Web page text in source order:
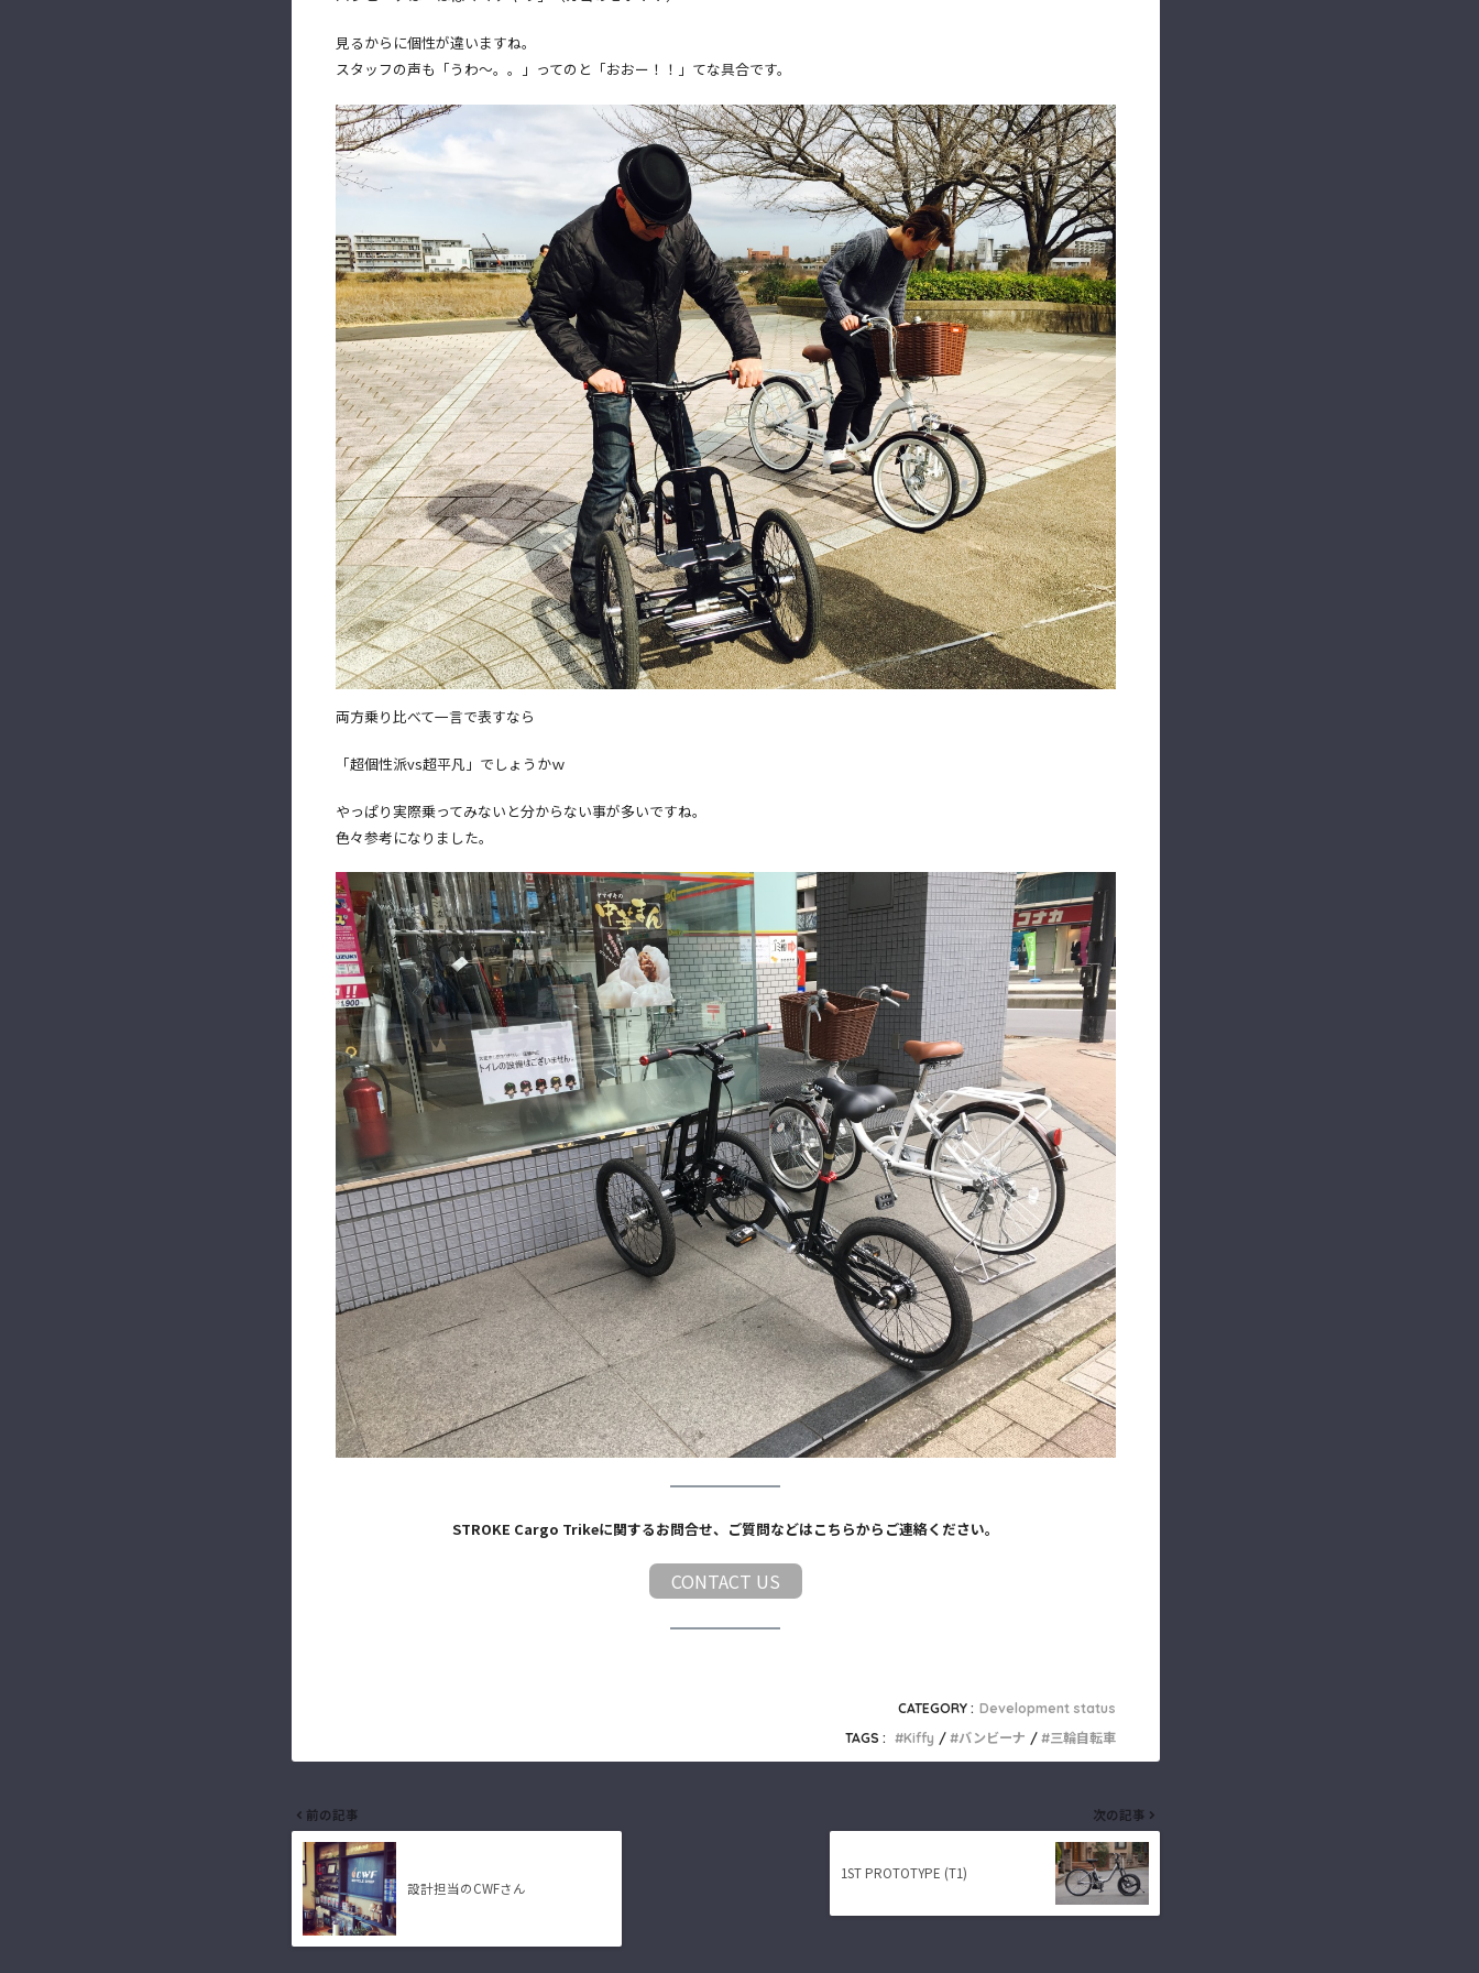
見るからに個性が違いますね。
スタッフの声も「うわ～。。」ってのと「おおー！！」てな具合です。
両方乗り比べて一言で表すなら
「超個性派vs超平凡」でしょうかｗ
やっぱり実際乗ってみないと分からない事が多いですね。
色々参考になりました。
STROKE Cargo Trikeに関するお問合せ、ご質問などはこちらからご連絡ください。
CONTACT US
CATEGORY : Development status
TAGS :
Kiffy バンビーナ 三輪自転車
前の記事
設計担当のCWFさん
次の記事
1ST PROTOTYPE (T1)